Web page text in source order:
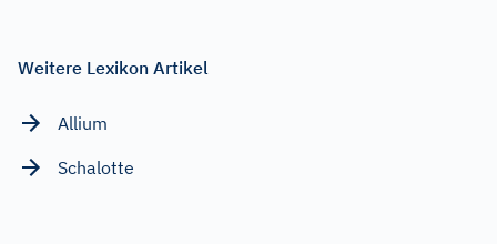
Weitere Lexikon Artikel
Allium
Schalotte